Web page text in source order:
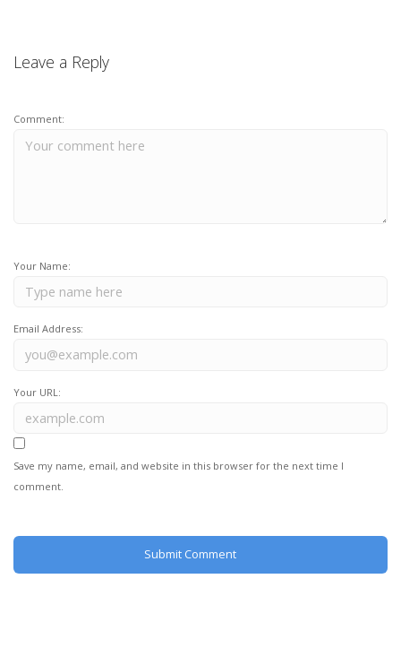
Leave a Reply
Comment:
Your Name:
Email Address:
Your URL:
Save my name, email, and website in this browser for the next time I
comment.